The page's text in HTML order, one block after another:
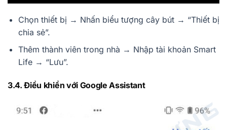
Chọn thiết bị → Nhấn biểu tượng cây bút → “Thiết bị
chia sẻ”.
Thêm thành viên trong nhà → Nhập tài khoản Smart
Life → “Lưu”.
3.4. Điều khiển với Google Assistant